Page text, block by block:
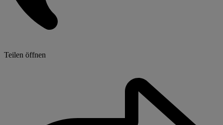
Teilen öffnen